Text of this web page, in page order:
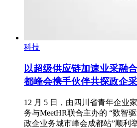
科技
以超级供应链加速业采融
都峰会携手伙伴共探政企
12 月 5 日，由四川省青年企业
务与MeetHR联合主办的 “数
政企业务城市峰会成都站”顺利